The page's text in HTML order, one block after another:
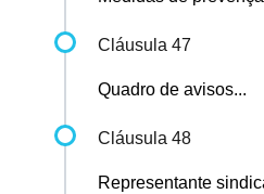
Cláusula 47
Quadro de avisos...
Cláusula 48
Representante